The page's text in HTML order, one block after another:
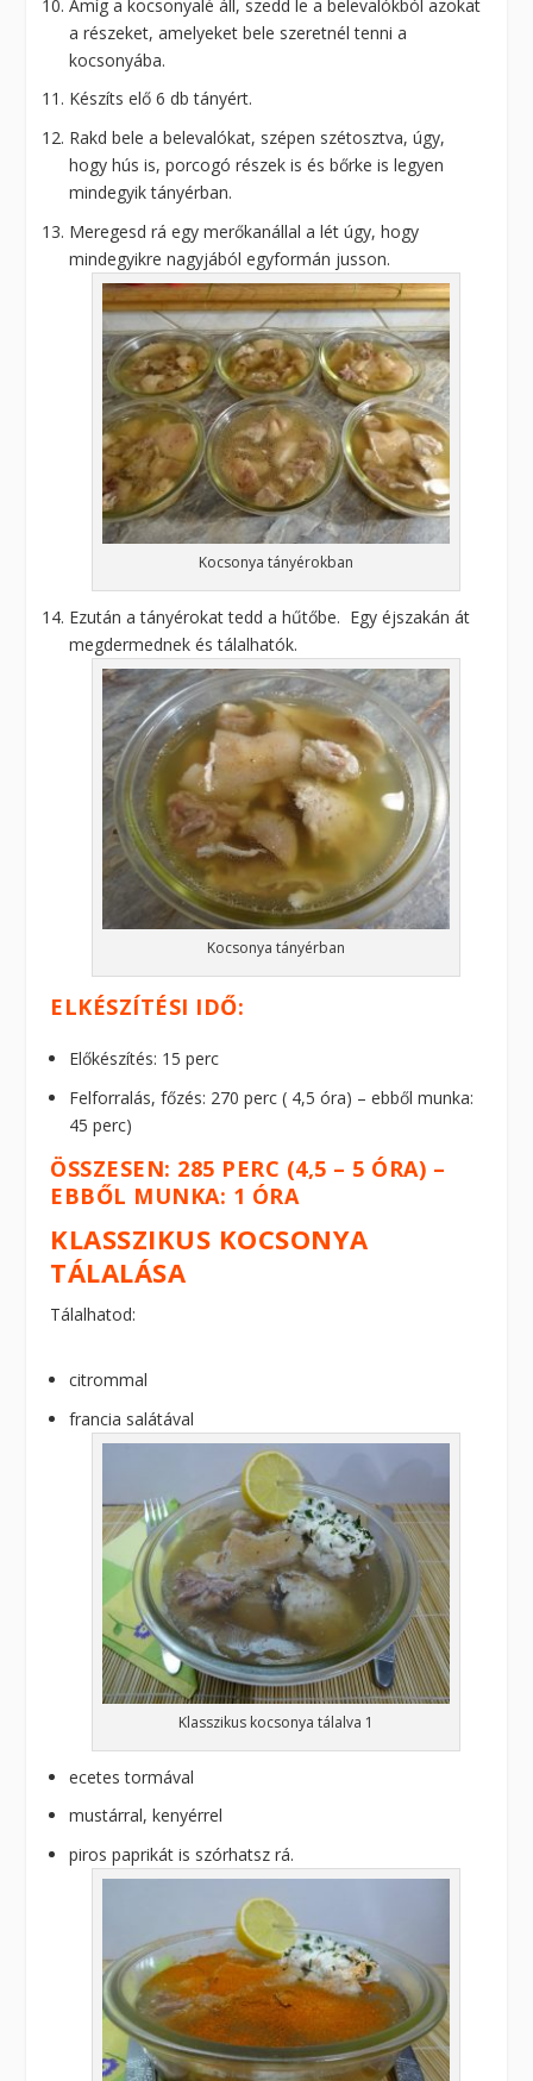
Amíg a kocsonyalé áll, szedd le a belevalókból azokat
a részeket, amelyeket bele szeretnél tenni a
kocsonyába.
Készíts elő 6 db tányért.
Rakd bele a belevalókat, szépen szétosztva, úgy,
hogy hús is, porcogó részek is és bőrke is legyen
mindegyik tányérban.
Meregesd rá egy merőkanállal a lét úgy, hogy
mindegyikre nagyjából egyformán jusson.
Kocsonya tányérokban
Ezután a tányérokat tedd a hűtőbe. Egy éjszakán át
megdermednek és tálalhatók.
Kocsonya tányérban
ELKÉSZÍTÉSI IDŐ:
Előkészítés: 15 perc
Felforralás, főzés: 270 perc ( 4,5 óra) – ebből munka:
45 perc)
ÖSSZESEN: 285 PERC (4,5 – 5 ÓRA) –
EBBŐL MUNKA: 1 ÓRA
KLASSZIKUS KOCSONYA
TÁLALÁSA
Tálalhatod:
citrommal
francia salátával
Klasszikus kocsonya tálalva 1
ecetes tormával
mustárral, kenyérrel
piros paprikát is szórhatsz rá.